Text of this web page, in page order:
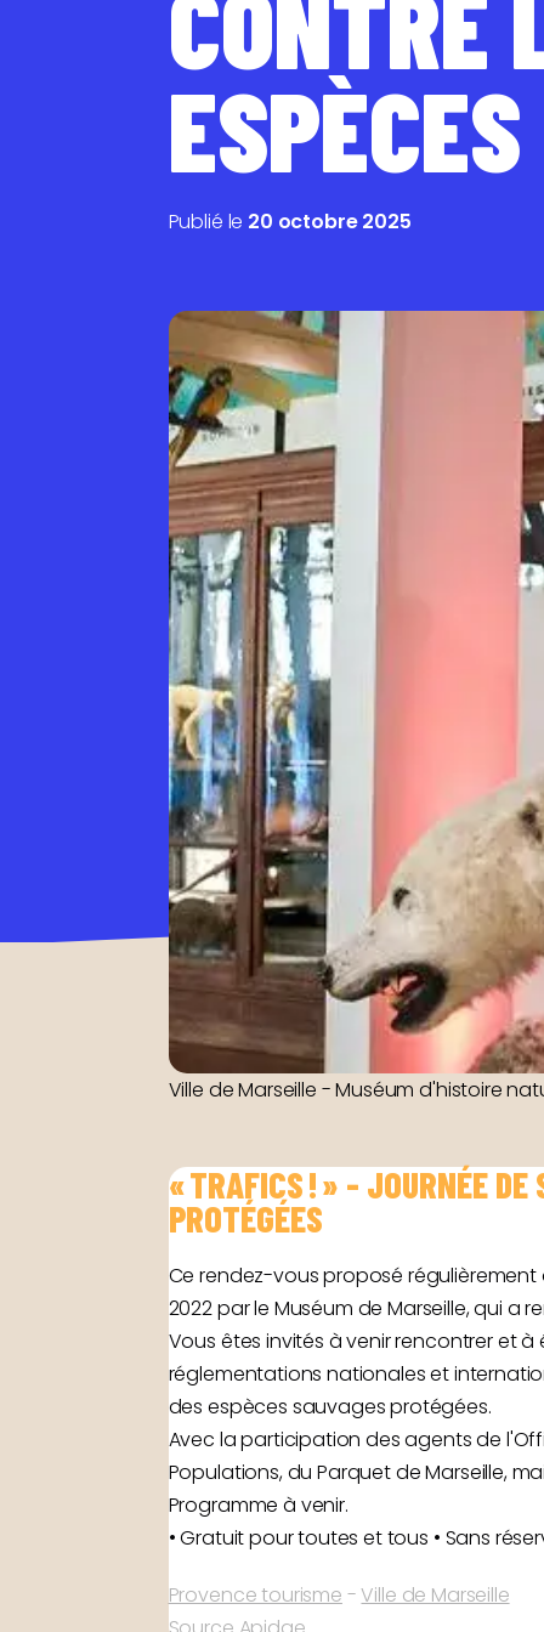
Publié le 20 octobre 2025
Ville de Marseille - Muséum d'histoire
« TRAFICS ! » - JOURNÉE
PROTÉGÉES
Ce rendez-vous proposé régulièrement
2022 par le Muséum de Marseille, qui
Vous êtes invités à venir rencontrer et
réglementations nationales et
des espèces sauvages protégées.
Avec la participation des agents de
Populations, du Parquet de Marseille,
Programme à venir.
• Gratuit pour toutes et tous • Sans
Provence tourisme -Ville de Marseille